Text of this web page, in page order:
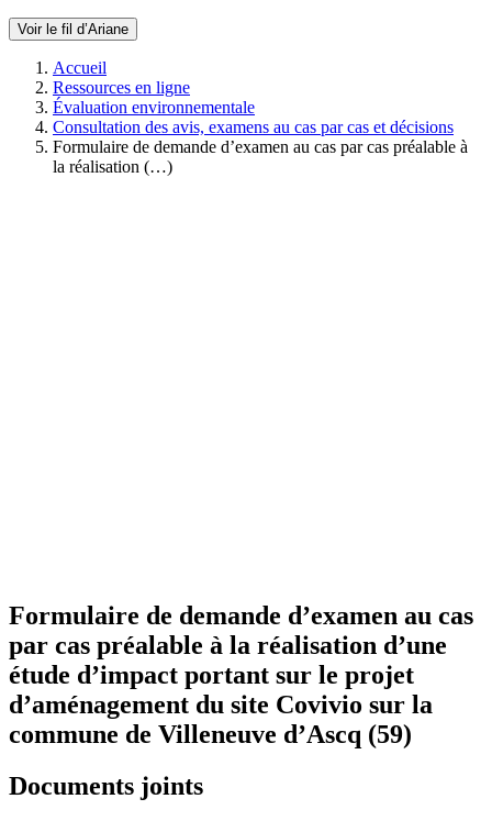
Voir le fil d’Ariane
Accueil
Ressources en ligne
Évaluation environnementale
Consultation des avis, examens au cas par cas et décisions
Formulaire de demande d’examen au cas par cas préalable à
la réalisation (…)
Formulaire de demande d’examen au cas
par cas préalable à la réalisation d’une
étude d’impact portant sur le projet
d’aménagement du site Covivio sur la
commune de Villeneuve d’Ascq (59)
Documents joints